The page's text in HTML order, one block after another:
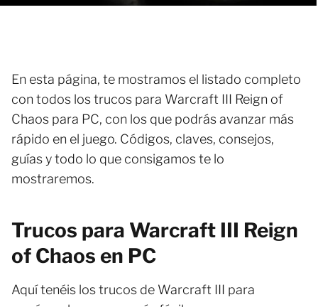
En esta página, te mostramos el listado completo
con todos los trucos para Warcraft III Reign of
Chaos para PC, con los que podrás avanzar más
rápido en el juego. Códigos, claves, consejos,
guías y todo lo que consigamos te lo
mostraremos.
Trucos para Warcraft III Reign
of Chaos en PC
Aquí tenéis los trucos de Warcraft III para